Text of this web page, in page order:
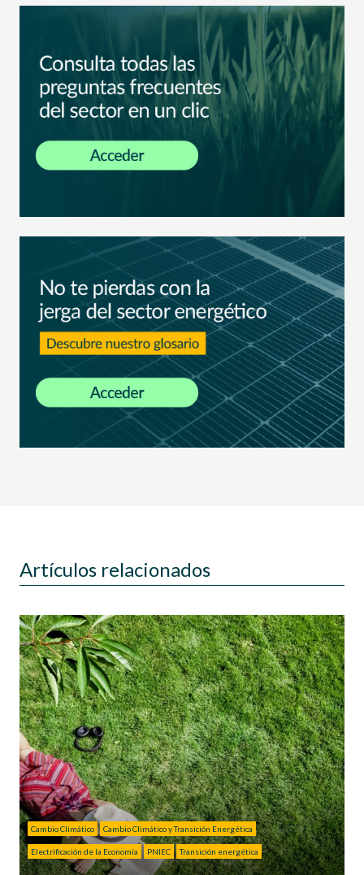
Artículos relacionados
Cambio Climático Cambio Climático y Transición Energética
Electrificación de la Economía PNIEC Transición energética